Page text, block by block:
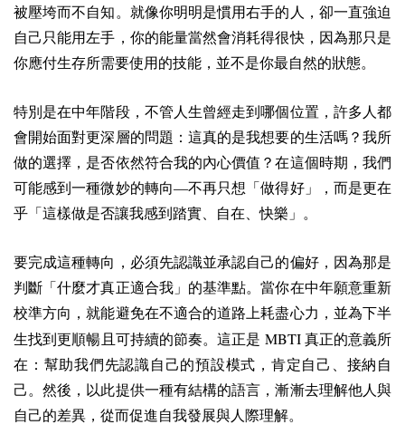
被壓垮而不自知。就像你明明是慣用右手的人，卻一直強迫
自己只能用左手，你的能量當然會消耗得很快，因為那只是
你應付生存所需要使用的技能，並不是你最自然的狀態。
特別是在中年階段，不管人生曾經走到哪個位置，許多人都
會開始面對更深層的問題：這真的是我想要的生活嗎？我所
做的選擇，是否依然符合我的內心價值？在這個時期，我們
可能感到一種微妙的轉向—不再只想「做得好」，而是更在
乎「這樣做是否讓我感到踏實、自在、快樂」。
要完成這種轉向，必須先認識並承認自己的偏好，因為那是
判斷「什麼才真正適合我」的基準點。當你在中年願意重新
校準方向，就能避免在不適合的道路上耗盡心力，並為下半
生找到更順暢且可持續的節奏。這正是 MBTI 真正的意義所
在：幫助我們先認識自己的預設模式，肯定自己、接納自
己。然後，以此提供一種有結構的語言，漸漸去理解他人與
自己的差異，從而促進自我發展與人際理解。